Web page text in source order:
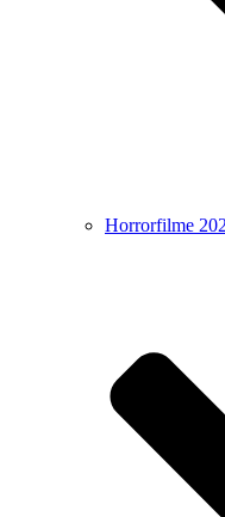
Horrorfilme